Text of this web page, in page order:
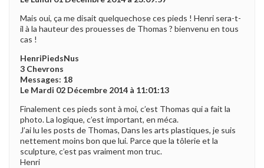
Mais oui, ça me disait quelquechose ces pieds ! Henri sera-t-
il à la hauteur des prouesses de Thomas ? bienvenu en tous
cas !
HenriPiedsNus
3 Chevrons
Messages: 18
Le Mardi 02 Décembre 2014 à 11:01:13
Finalement ces pieds sont à moi, c’est Thomas qui a fait la
photo. La logique, c’est important, en méca.
J’ai lu les posts de Thomas, Dans les arts plastiques, je suis
nettement moins bon que lui. Parce que la tôlerie et la
sculpture, c’est pas vraiment mon truc.
Henri